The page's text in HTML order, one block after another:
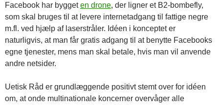
Facebook har byggeten drone, der ligner et B2-bombefly,
som skal bruges til at levere internetadgang til fattige negre
m.fl. ved hjælp af laserstråler. Idéen i konceptet er
naturligvis, at man får gratis adgang til at benytte Facebooks
egne tjenester, mens man skal betale, hvis man vil anvende
andre netsider.
Uetisk Råd er grundlæggende positivt stemt over for idéen
om, at onde multinationale koncerner overvåger alle